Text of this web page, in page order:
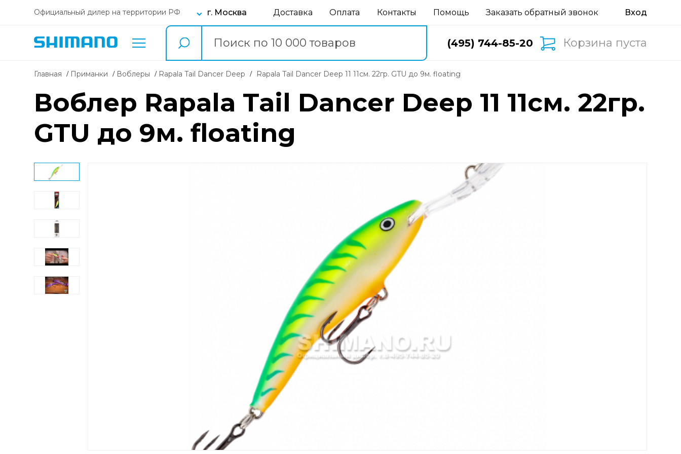
Официальный дилер на территории РФ г. Москва Доставка Оплата Контакты Помощь Заказать обратный звонок
(495) 744-85-20 Корзина пуста
Главная Приманки воблеры Rapala Tail Dancer Deep Rapala Tail Dancer Deep 11 11см. 22гр. GTU до 9м. floating
Воблер Rapala Tail Dancer Deep 11 11см. 22гр.
GTU до 9м. floating